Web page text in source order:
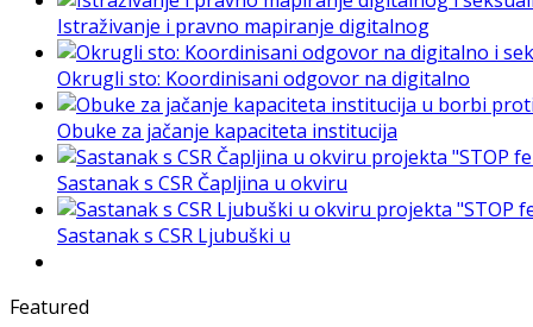
Istraživanje i pravno mapiranje digitalnog
Okrugli sto: Koordinisani odgovor na digitalno
Obuke za jačanje kapaciteta institucija
Sastanak s CSR Čapljina u okviru
Sastanak s CSR Ljubuški u
Featured